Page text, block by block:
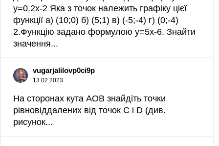
у=0.2х-2 Яка з точок належить графіку цієї
функції а) (10;0) б) (5;1) в) (-5;-4) г) (0;-4)
2.Функцію задано формулою у=5х-6. Знайти
значення...
vugarjalilovp0ci9p
13.02.2023
На сторонах кута АОВ знайдіть точки
рівновіддалених від точок С i D (див.
рисунок...